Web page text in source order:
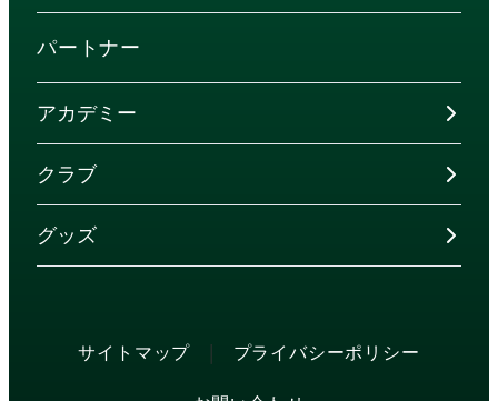
パートナー
アカデミー
クラブ
グッズ
サイトマップ | プライバシーポリシー